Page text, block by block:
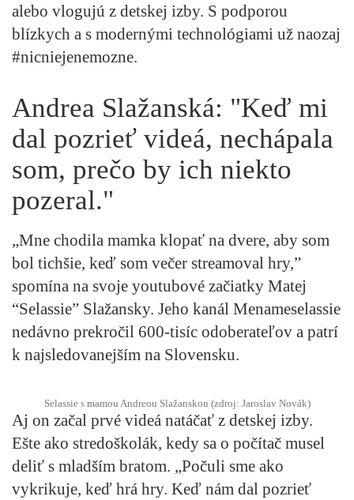
alebo vlogujú z detskej izby. S podporou
blízkych a s modernými technológiami už naozaj
#nicniejenemozne.
Andrea Slažanská: "Keď mi
dal pozrieť videá, nechápala
som, prečo by ich niekto
pozeral."
„Mne chodila mamka klopať na dvere, aby som
bol tichšie, keď som večer streamoval hry,”
spomína na svoje youtubové začiatky Matej
“Selassie” Slažansky. Jeho kanál Menameselassie
nedávno prekročil 600-tisíc odoberateľov a patrí
k najsledovanejším na Slovensku.
Selassie s mamou Andreou Slažanskou (zdroj: Jaroslav Novák)
Aj on začal prvé videá natáčať z detskej izby.
Ešte ako stredoškolák, kedy sa o počítač musel
deliť s mladším bratom. „Počuli sme ako
vykrikuje, keď hrá hry. Keď nám dal pozrieť